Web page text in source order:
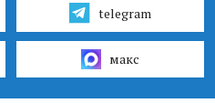
telegram
макс